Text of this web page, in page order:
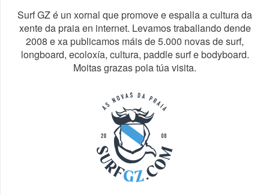
Surf GZ é un xornal que promove e espalla a cultura da
xente da praia en internet. Levamos traballando dende
2008 e xa publicamos máis de 5.000 novas de surf,
longboard, ecoloxía, cultura, paddle surf e bodyboard.
Moitas grazas pola túa visita.